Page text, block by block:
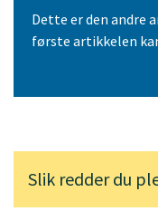
Dette er den andre
første artikkelen
Slik redder du